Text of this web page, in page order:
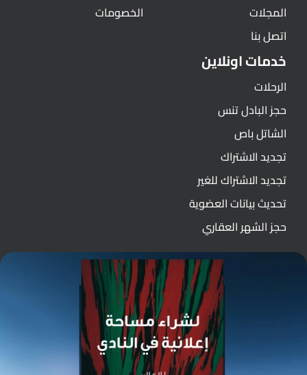
المجلات
اتصل بنا
الخصومات
خدمات اونلاين
الرحلات
حجز البادل تنس
الشاتل باص
تجديد الاشتراك
تجديد الاشتراك للغير
تحديث بيانات العضوية
حجز الشهر العقاري